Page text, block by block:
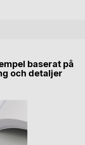
baserat på
och detaljer